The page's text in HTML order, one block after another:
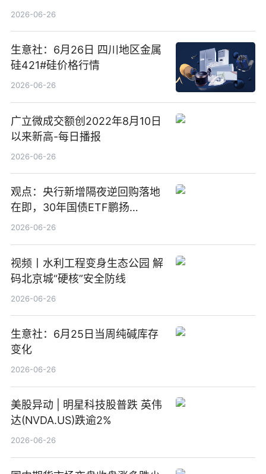
3.5%，近10日累计净流入超65
2026-06-26
生意社：6月26日 四川地区金属
硅421#硅价格行情
2026-06-26
广立微成交额创2022年8月10日
以来新高-每日播报
2026-06-26
观点：央行新增隔夜逆回购落地
在即，30年国债ETF鹏扬
(511090) 盘中小幅上涨
2026-06-26
视频丨水利工程变身生态公园 解
码北京城“硬核”安全防线
2026-06-26
生意社：6月25日当周纯碱库存
变化
2026-06-26
美股异动 | 明星科技股普跌 英伟
达(NVDA.US)跌逾2%
2026-06-26